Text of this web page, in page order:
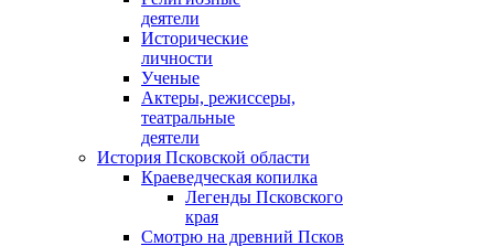
деятели
Исторические
личности
Ученые
Актеры, режиссеры,
театральные
деятели
История Псковской области
Краеведческая копилка
Легенды Псковского
края
Смотрю на древний Псков